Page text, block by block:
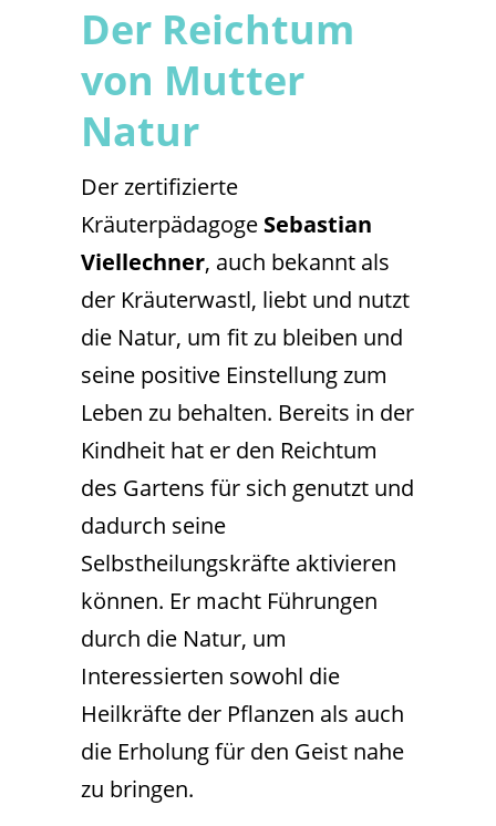
Der Reichtum
von Mutter
Natur
Der zertifizierte
Kräuterpädagoge Sebastian
Viellechner, auch bekannt als
der Kräuterwastl, liebt und nutzt
die Natur, um fit zu bleiben und
seine positive Einstellung zum
Leben zu behalten. Bereits in der
Kindheit hat er den Reichtum
des Gartens für sich genutzt und
dadurch seine
Selbstheilungskräfte aktivieren
können. Er macht Führungen
durch die Natur, um
Interessierten sowohl die
Heilkräfte der Pflanzen als auch
die Erholung für den Geist nahe
zu bringen.